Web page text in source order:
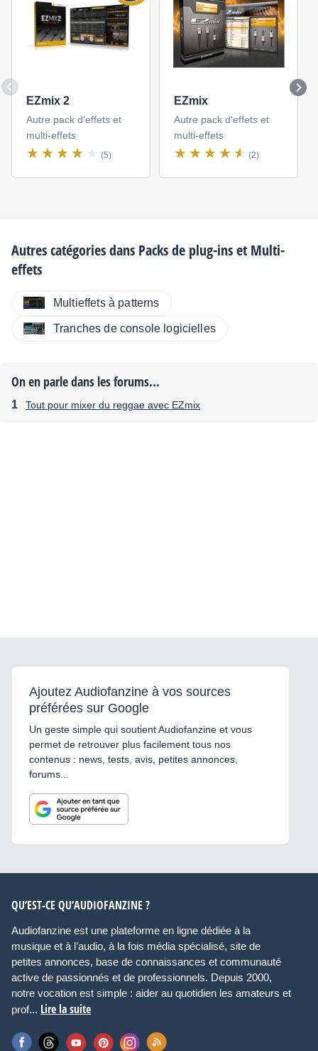
EZmix 2
Autre pack d'effets et
multi-effets
(5)
EZmix
Autre pack d'effets et
multi-effets
(2)
Autres catégories dans Packs de plug-ins et Multi-
effets
Multieffets à patterns
Tranches de console logicielles
On en parle dans les forums...
Tout pour mixer du reggae avec EZmix
Ajoutez Audiofanzine à vos sources
préférées sur Google
Un geste simple qui soutient Audiofanzine et vous
permet de retrouver plus facilement tous nos
contenus : news, tests, avis, petites annonces,
forums...
QU’EST-CE QU’AUDIOFANZINE ?
Audiofanzine est une plateforme en ligne dédiée à la
musique et à l’audio, à la fois média spécialisé, site de
petites annonces, base de connaissances et communauté
active de passionnés et de professionnels. Depuis 2000,
notre vocation est simple : aider au quotidien les amateurs et
prof... Lire la suite